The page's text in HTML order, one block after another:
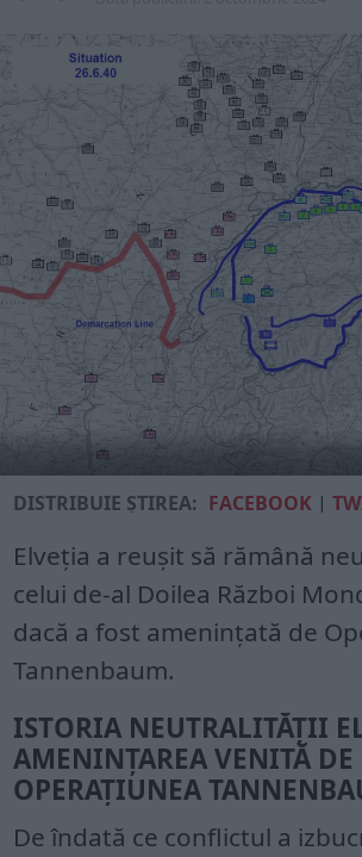
DISTRIBUIE ȘTIREA: FACEBOOK |
Elveția a reușit să rămână
celui de-al Doilea Război
dacă a fost amenințată de
Tannenbaum.
ISTORIA NEUTRALITĂȚII
AMENINȚAREA VENITĂ DE
OPERAȚIUNEA
De îndată ce conflictul a